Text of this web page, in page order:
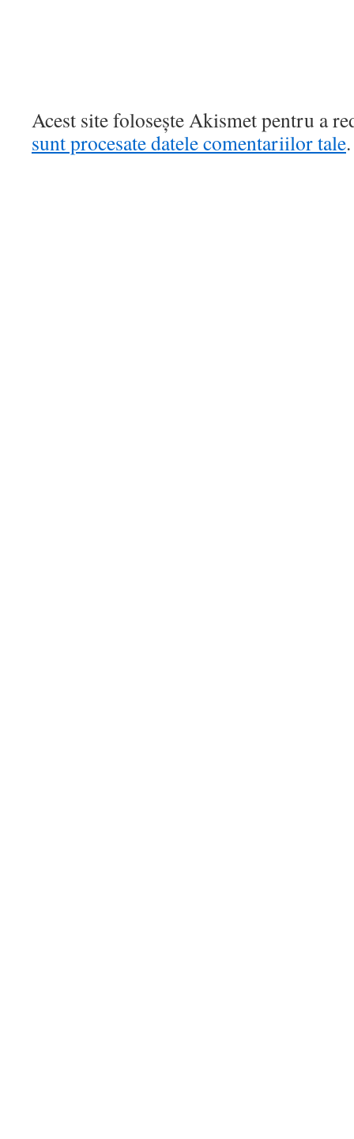
Acest site folosește Akismet pentru a
sunt procesate datele comentariilor tale.